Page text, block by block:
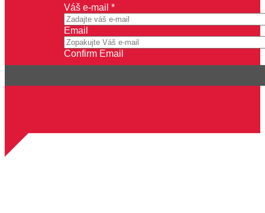
Váš e-mail *
Email
Confirm Email